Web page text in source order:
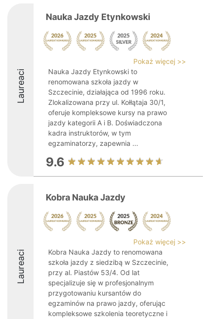
Laureaci
Nauka Jazdy Etynkowski
Pokaż więcej >>
Nauka Jazdy Etynkowski to
renomowana szkoła jazdy w
Szczecinie, działająca od 1996 roku.
Zlokalizowana przy ul. Kołłątaja 30/1,
oferuje kompleksowe kursy na prawo
jazdy kategorii A i B. Doświadczona
kadra instruktorów, w tym
egzaminatorzy, zapewnia ...
9.6
Laureaci
Kobra Nauka Jazdy
Pokaż więcej >>
Kobra Nauka Jazdy to renomowana
szkoła jazdy z siedzibą w Szczecinie,
przy al. Piastów 53/4. Od lat
specjalizuje się w profesjonalnym
przygotowaniu kursantów do
egzaminów na prawo jazdy, oferując
kompleksowe szkolenia teoretyczne i